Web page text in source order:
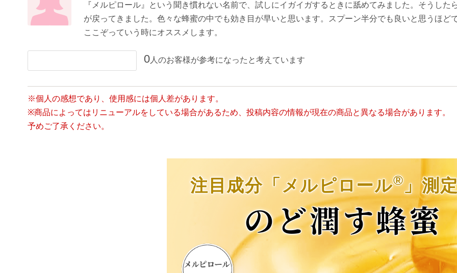
『メルピロール』という聞き慣れない名前で、試しにイガイガするときに舐めてみました。そうし
が戻ってきました。色々な蜂蜜の中でも効き目が早いと思います。スプーン半分でも良いと思うほ
ここぞっていう時にオススメします。
0人のお客様が参考になったと考えています
※個人の感想であり、使用感には個人差があります。
※商品によってはリニューアルをしている場合があるため、投稿内容の情報が現在の商品と異なる場合があります。
予めご了承ください。
注目成分「メルピロール®」測
のど潤す蜂蜜
メルピロール